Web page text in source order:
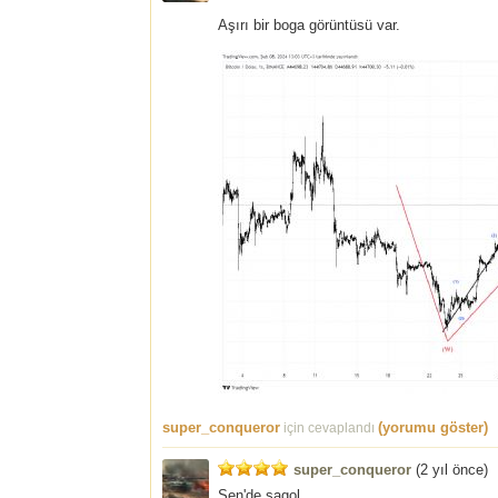
Aşırı bir boga görüntüsü var.
super_conqueror için cevaplandı (yorumu göster)
super_conqueror (2 yıl önce)